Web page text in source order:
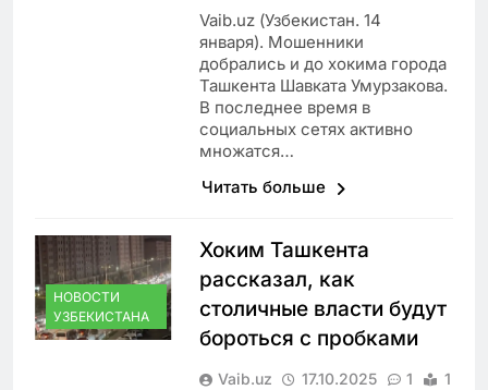
Vaib.uz (Узбекистан. 14
января). Мошенники
добрались и до хокима города
Ташкента Шавката Умурзакова.
В последнее время в
социальных сетях активно
множатся…
Читать больше
НОВОСТИ
УЗБЕКИСТАНА
Хоким Ташкента
рассказал, как
столичные власти будут
бороться с пробками
Vaib.uz 17.10.2025 1
1